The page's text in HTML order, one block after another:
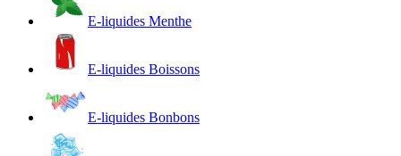
E-liquides Menthe
E-liquides Boissons
E-liquides Bonbons